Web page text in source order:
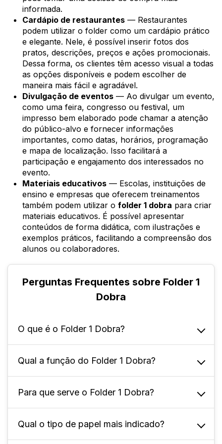
informada.
Cardápio de restaurantes — Restaurantes
podem utilizar o folder como um cardápio prático
e elegante. Nele, é possível inserir fotos dos
pratos, descrições, preços e ações promocionais.
Dessa forma, os clientes têm acesso visual a todas
as opções disponíveis e podem escolher de
maneira mais fácil e agradável.
Divulgação de eventos — Ao divulgar um evento,
como uma feira, congresso ou festival, um
impresso bem elaborado pode chamar a atenção
do público-alvo e fornecer informações
importantes, como datas, horários, programação
e mapa de localização. Isso facilitará a
participação e engajamento dos interessados no
evento.
Materiais educativos — Escolas, instituições de
ensino e empresas que oferecem treinamentos
também podem utilizar o folder 1 dobra para criar
materiais educativos. É possível apresentar
conteúdos de forma didática, com ilustrações e
exemplos práticos, facilitando a compreensão dos
alunos ou colaboradores.
Perguntas Frequentes sobre Folder 1
Dobra
O que é o Folder 1 Dobra?
É um material gráfico muito utilizado para
divulgação de informações, produtos ou
serviços. Ele consiste em uma folha de papel
Qual a função do Folder 1 Dobra?
Tem como principal função transmitir
informações de maneira clara e objetiva. Ele
é utilizado principalmente em campanhas de
Para que serve o Folder 1 Dobra?
Para atrair a atenção do público, despertar o
interesse sobre um produto, serviço ou
Qual o tipo de papel mais indicado?